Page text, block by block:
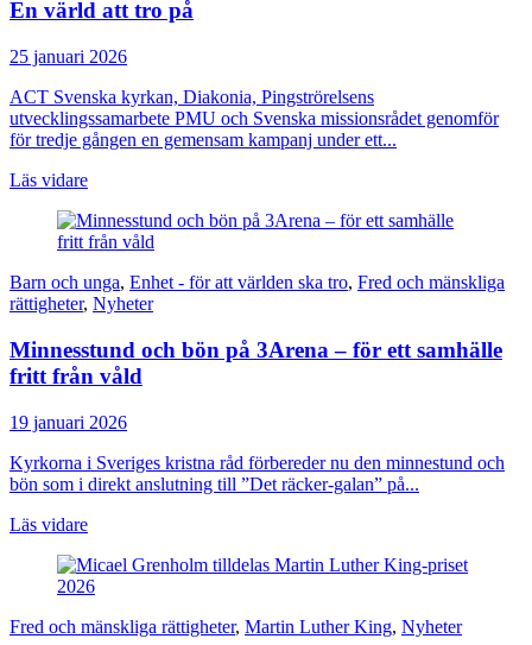
En värld att tro på
25 januari 2026
ACT Svenska kyrkan, Diakonia, Pingströrelsens
utvecklingssamarbete PMU och Svenska missionsrådet genomför
för tredje gången en gemensam kampanj under ett...
Läs vidare
Barn och unga, Enhet - för att världen ska tro, Fred och mänskliga
rättigheter, Nyheter
Minnesstund och bön på 3Arena – för ett samhälle
fritt från våld
19 januari 2026
Kyrkorna i Sveriges kristna råd förbereder nu den minnestund och
bön som i direkt anslutning till ”Det räcker-galan” på...
Läs vidare
Fred och mänskliga rättigheter, Martin Luther King, Nyheter